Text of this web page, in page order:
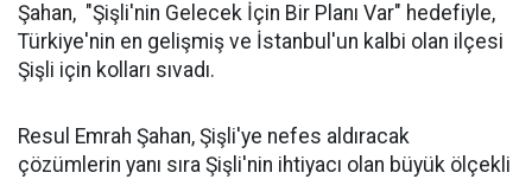
Şahan, "Şişli'nin Gelecek İçin Bir Planı Var" hedefiyle,
Türkiye'nin en gelişmiş ve İstanbul'un kalbi olan ilçesi
Şişli için kolları sıvadı.
Resul Emrah Şahan, Şişli'ye nefes aldıracak
çözümlerin yanı sıra Şişli'nin ihtiyacı olan büyük ölçekli